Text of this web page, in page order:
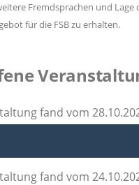
Fremdsprachen und
für die FSB zu erhalten.
fand vom
fand vom